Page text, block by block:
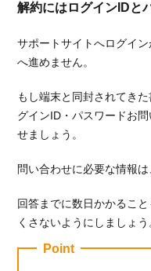
auスマ
リュ
を比較
6.
括：
ード
ワイ
マッ
クス
解約にはログインIDと
サポートサイトへログイ
へ進めません。
もし端末と同封されてき
グインID・パスワードお
せましょう。
問い合わせに必要な情報
回答までに数日かかるこ
くさないようにしましょう
Point